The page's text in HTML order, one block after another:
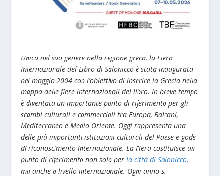
Unica nel suo genere nella regione greca, la Fiera
Internazionale del Libro di Salonicco è stata inaugurata
nel maggio 2004 con l’obiettivo di inserire la Grecia nella
mappa delle fiere internazionali del libro. In breve tempo
è diventata un importante punto di riferimento per gli
scambi culturali e commerciali tra Europa, Balcani,
Mediterraneo e Medio Oriente. Oggi rappresenta una
delle più importanti istituzioni culturali del Paese e gode
di riconoscimento internazionale. La Fiera costituisce un
punto di riferimento non solo perla città di Salonicco,
ma anche a livello internazionale. Ogni anno si